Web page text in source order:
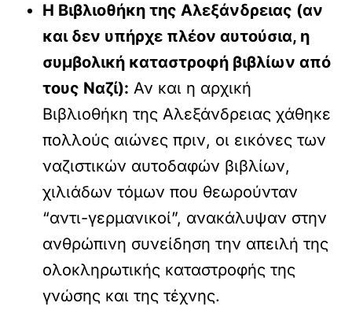
Η Βιβλιοθήκη της Αλεξάνδρειας (αν
και δεν υπήρχε πλέον αυτούσια, η
συμβολική καταστροφή βιβλίων από
τους Ναζί): Αν και η αρχική
Βιβλιοθήκη της Αλεξάνδρειας χάθηκε
πολλούς αιώνες πριν, οι εικόνες των
ναζιστικών αυτοδαφών βιβλίων,
χιλιάδων τόμων που θεωρούνταν
“αντι-γερμανικοί”, ανακάλυψαν στην
ανθρώπινη συνείδηση την απειλή της
ολοκληρωτικής καταστροφής της
γνώσης και της τέχνης.